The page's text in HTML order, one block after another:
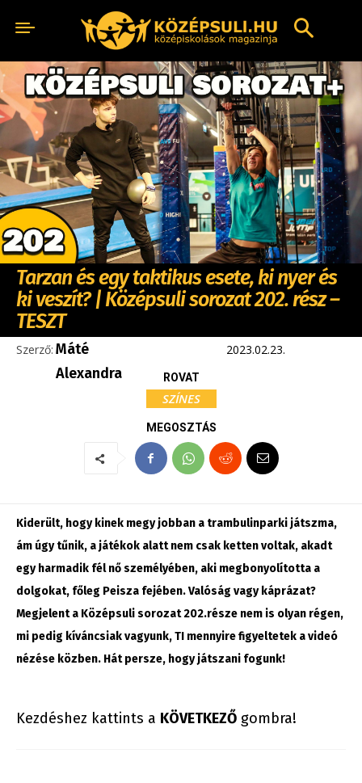
Tarzan és egy taktikus esete, ki nyer és
ki veszít? | Középsuli sorozat 202. rész –
TESZT
Szerző: Máté
Alexandra
2023.02.23.
ROVAT
SZÍNES
MEGOSZTÁS
Kiderült, hogy kinek megy jobban a trambulinparki játszma,
ám úgy tűnik, a játékok alatt nem csak ketten voltak, akadt
egy harmadik fél nő személyében, aki megbonyolította a
dolgokat, főleg Peisza fejében. Valóság vagy káprázat?
Megjelent a Középsuli sorozat 202.része nem is olyan régen,
mi pedig kíváncsiak vagyunk, TI mennyire figyeltetek a videó
nézése közben. Hát persze, hogy játszani fogunk!
Kezdéshez kattints a KÖVETKEZŐ gombra!